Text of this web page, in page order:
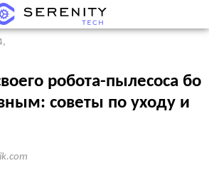
,
робота-пылесоса бо
советы по уходу и